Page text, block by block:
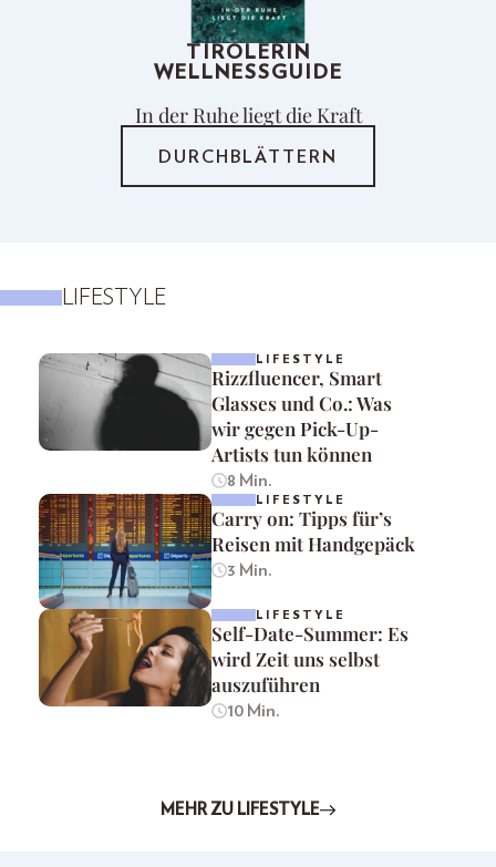
TIROLERIN
WELLNESSGUIDE
In der Ruhe liegt die Kraft
DURCHBLÄTTERN
LIFESTYLE
LIFESTYLE
Rizzfluencer, Smart
Glasses und Co.: Was
wir gegen Pick-Up-
Artists tun können
8 Min.
LIFESTYLE
Carry on: Tipps für’s
Reisen mit Handgepäck
3 Min.
LIFESTYLE
Self-Date-Summer: Es
wird Zeit uns selbst
auszuführen
10 Min.
MEHR ZU LIFESTYLE